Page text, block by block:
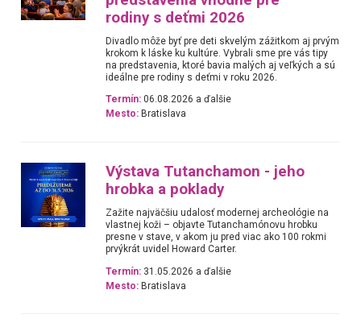
rodiny s deťmi 2026
Divadlo môže byť pre deti skvelým zážitkom aj prvým
krokom k láske ku kultúre. Vybrali sme pre vás tipy
na predstavenia, ktoré bavia malých aj veľkých a sú
ideálne pre rodiny s deťmi v roku 2026.
Termín: 06.08.2026 a ďalšie
Mesto: Bratislava
Výstava Tutanchamon - jeho
hrobka a poklady
Zažite najväčšiu udalosť modernej archeológie na
vlastnej koži – objavte Tutanchamónovu hrobku
presne v stave, v akom ju pred viac ako 100 rokmi
prvýkrát uvidel Howard Carter.
Termín: 31.05.2026 a ďalšie
Mesto: Bratislava